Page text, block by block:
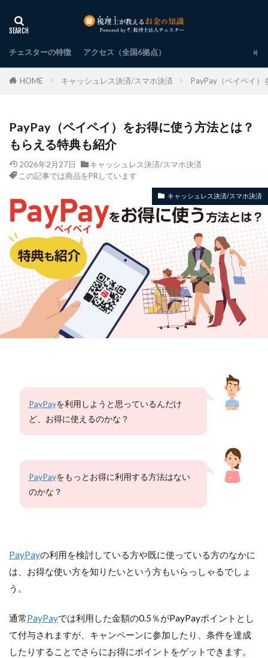
チェスターの特徴 アクセス（全国6拠点）
HOME キャッシュレス決済/スマホ決済 PayPay（ペイペイ）
PayPay（ペイペイ）をお得に使う方法とは？
もらえる特典も紹介
2026年2月27日
キャッシュレス決済/スマホ決済
この記事では商品をPRしています
キャッシュレス決済/スマホ決済
PayPayを利用しようと思っているんだけ
ど、お得に使えるのかな？
PayPayをもっとお得に利用する方法はない
のかな？
PayPayの利用を検討している方や既に使っている方のなかに
は、お得な使い方を知りたいという方もいらっしゃるでしょ
う。
通常PayPayでは利用した金額の0.5％がPayPayポイントとし
て付与されますが、キャンペーンに参加したり、条件を達成
したりすることでさらにお得にポイントをゲットできます。